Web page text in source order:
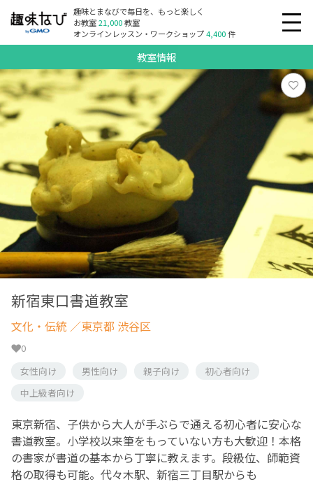
趣味とまなびで毎日を、もっと楽しく
お教室21,000教室
オンラインレッスン・ワークショップ4,400件
教室情報
新宿東口書道教室
文化・伝統 ／東京都 渋谷区
0
女性向け
男性向け 親子向け
初心者向け
中上級者向け
東京新宿、子供から大人が手ぶらで通える初心者に安心な
書道教室。小学校以来筆をもっていない方も大歓迎！本格
の書家が書道の基本から丁寧に教えます。段級位、師範資
格の取得も可能。代々木駅、新宿三丁目駅からも